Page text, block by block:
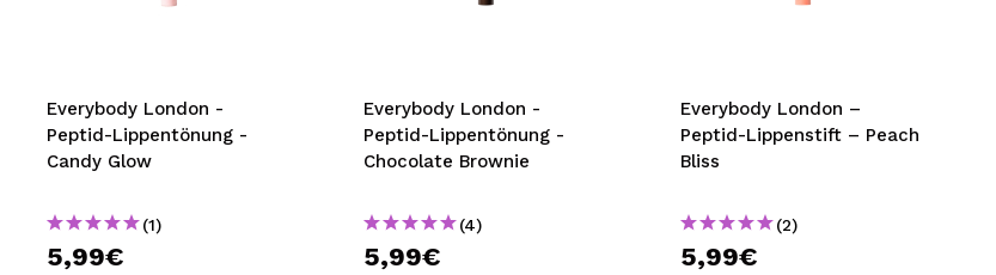
Everybody London -
Peptid-Lippentönung -
Candy Glow
(1)
5,99€
Everybody London -
Peptid-Lippentönung -
Chocolate Brownie
(4)
5,99€
Everybody London –
Peptid-Lippenstift – Peach
Bliss
(2)
5,99€